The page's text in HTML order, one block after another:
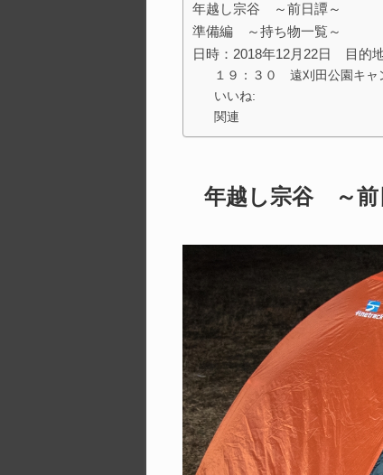
年越し宗谷 ～前日譚～
準備編 ～持ち物一覧～
日時：2018年12月22日 目的
１９：３０ 遠刈田公園キャ
いいね:
関連
年越し宗谷 ～前